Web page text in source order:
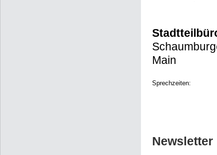
Main
Sprechzeiten:
Newsletter